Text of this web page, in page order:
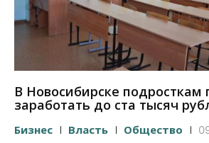
В Новосибирске подросткам
заработать до ста тысяч
Бизнес Власть Общество